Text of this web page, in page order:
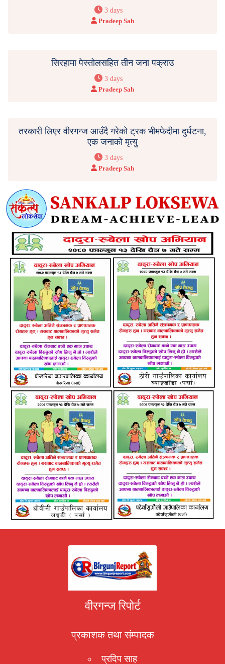
3 days
Pradeep Sah
सिरहामा पेस्तोलसहित तीन जना पक्राउ
3 days
Pradeep Sah
तरकारी लिएर वीरगन्ज आउँदै गरेको ट्रक भीमफेदीमा दुर्घटना,
एक जनाको मृत्यु
3 days
Pradeep Sah
वीरगन्ज रिपोर्ट
प्रकाशक तथा संम्पादक
प्रदिप साह